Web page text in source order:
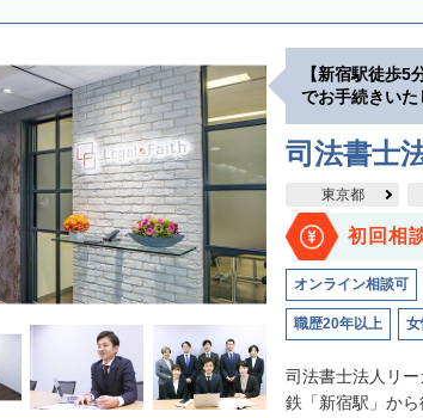
【新宿駅徒歩
でお手続きいた
司法書士
東京都
初回相
オンライン相談可
職歴20年以上
司法書士法人リ
鉄「新宿駅」か